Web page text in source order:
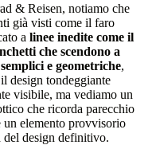
& Reisen, notiamo che
già visti come il faro
a linee inedite come il
che scendono a
e geometriche,
design tondeggiante
visibile, ma vediamo un
che ricorda parecchio
un elemento provvisorio
del design definitivo.